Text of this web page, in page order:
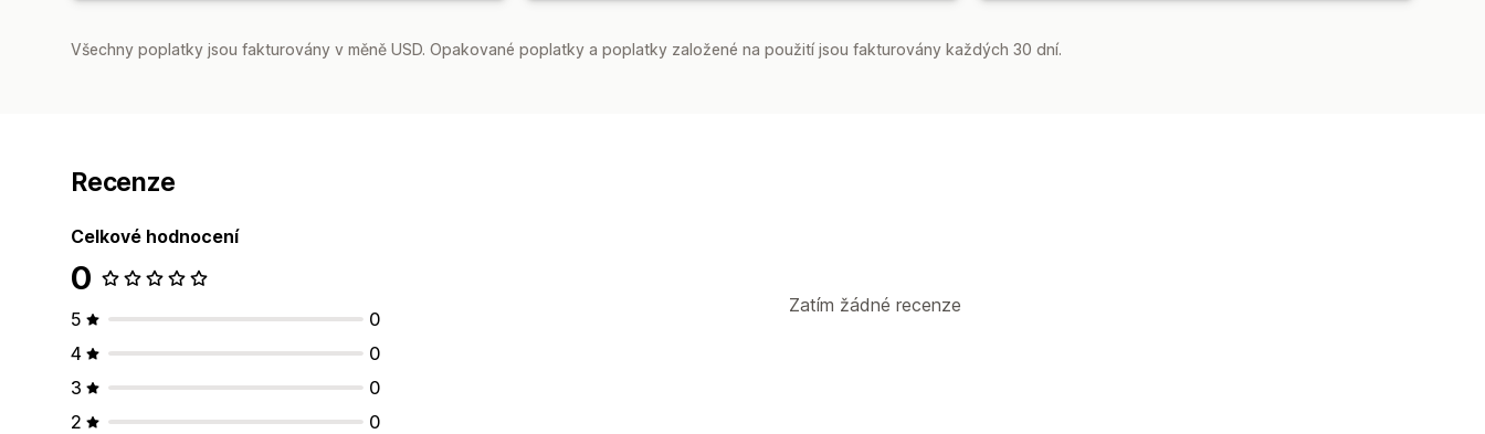
Všechny poplatky jsou fakturovány v měně USD. Opakované poplatky a poplatky založené na použití jsou fakturovány každých 30 dní.
Recenze
Celkové hodnocení
0
5
0
4
0
3
0
2
0
Zatím žádné recenze